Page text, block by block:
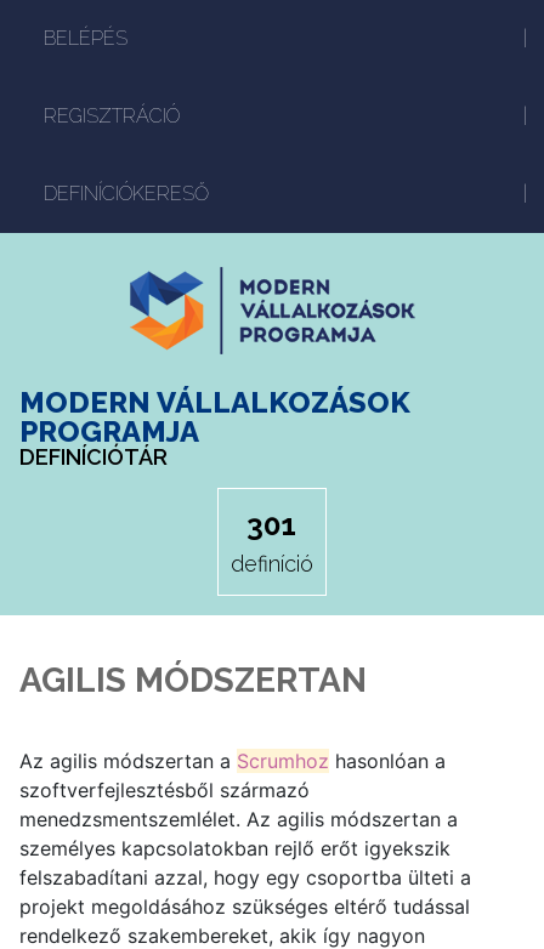
BELÉPÉS
REGISZTRÁCIÓ
DEFINÍCIÓKERESŐ
MODERN VÁLLALKOZÁSOK
PROGRAMJA
DEFINÍCIÓTÁR
301
definíció
AGILIS MÓDSZERTAN
Az agilis módszertan a Scrumhoz hasonlóan a
szoftverfejlesztésből származó
menedzsmentszemlélet. Az agilis módszertan a
személyes kapcsolatokban rejlő erőt igyekszik
felszabadítani azzal, hogy egy csoportba ülteti a
projekt megoldásához szükséges eltérő tudással
rendelkező szakembereket, akik így nagyon